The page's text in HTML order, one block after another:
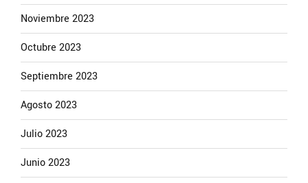
Noviembre 2023
Octubre 2023
Septiembre 2023
Agosto 2023
Julio 2023
Junio 2023